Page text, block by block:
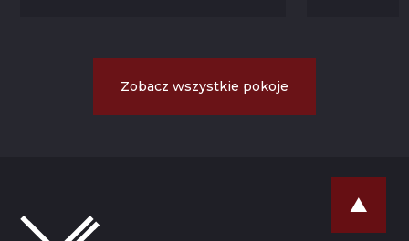
Zobacz wszystkie pokoje